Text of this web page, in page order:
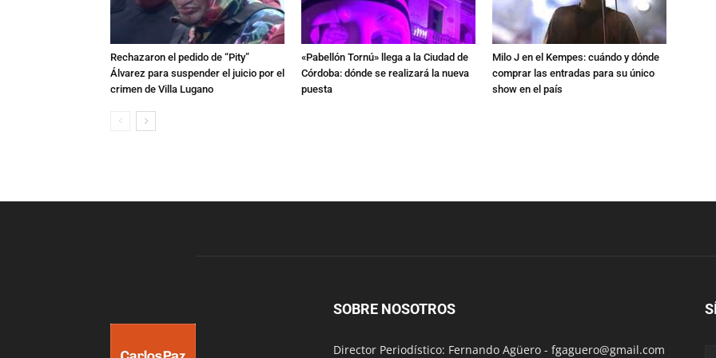
Rechazaron el pedido de “Pity”
Álvarez para suspender el juicio por el
crimen de Villa Lugano
«Pabellón Tornú» llega a la Ciudad de
Córdoba: dónde se realizará la nueva
puesta
Milo J en el Kempes: cuándo y dónde
comprar las entradas para su único
show en el país
SOBRE NOSOTROS
Director Periodístico: Fernando Agüero - fgaguero@gmail.com